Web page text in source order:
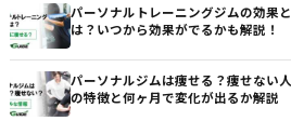
パーソナルトレーニングジムの効果と
は？いつから効果がでるかも解説！
パーソナルジムは痩せる？痩せない人
の特徴と何ヶ月で変化が出るか解説